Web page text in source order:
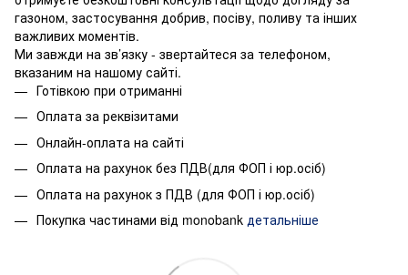
газоном, застосування добрив, посіву, поливу та інших
важливих моментів.
Ми завжди на зв’язку - звертайтеся за телефоном,
вказаним на нашому сайті.
Готівкою при отриманні
Оплата за реквізитами
Онлайн-оплата на сайті
Оплата на рахунок без ПДВ(для ФОП і юр.осіб)
Оплата на рахунок з ПДВ (для ФОП і юр.осіб)
Покупка частинами від monobank детальніше